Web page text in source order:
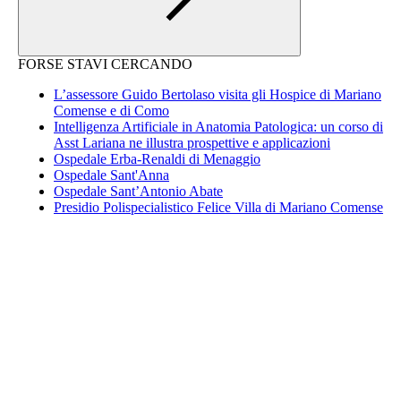
FORSE STAVI CERCANDO
L’assessore Guido Bertolaso visita gli Hospice di Mariano
Comense e di Como
Intelligenza Artificiale in Anatomia Patologica: un corso di
Asst Lariana ne illustra prospettive e applicazioni
Ospedale Erba-Renaldi di Menaggio
Ospedale Sant'Anna
Ospedale Sant’Antonio Abate
Presidio Polispecialistico Felice Villa di Mariano Comense